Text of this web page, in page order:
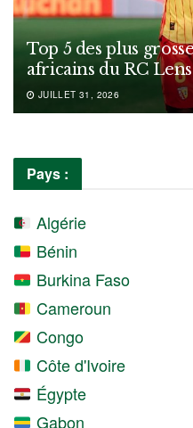
Top 5 des plus
africains du RC Lens
JUILLET 31, 2026
Pays :
Algérie
Bénin
Burkina Faso
Cameroun
Congo
Côte d'Ivoire
Égypte
Gabon